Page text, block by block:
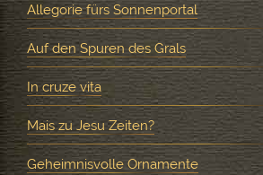
Allegorie fürs Sonnenportal
Auf den Spuren des Grals
In cruze vita
Mais zu Jesu Zeiten?
Geheimnisvolle Ornamente